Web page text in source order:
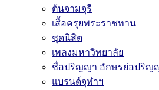
ต้นจามจุรี
เสื้อครุยพระราชทาน
ชุดนิสิต
เพลงมหาวิทยาลัย
ชื่อปริญญา อักษรย่อปริญ
แบรนด์จุฬาฯ